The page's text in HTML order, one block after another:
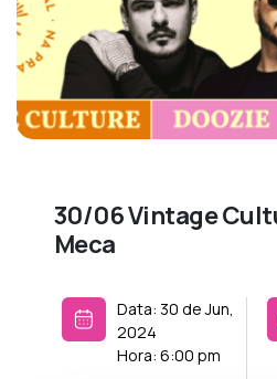
30/06 Vintage
Meca
Data: 30 de Jun,
2024
Hora: 6:00 pm